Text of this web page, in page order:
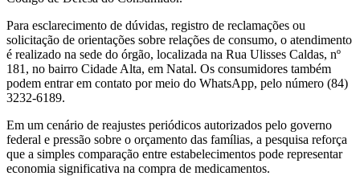
Para esclarecimento de dúvidas, registro de reclamações ou
solicitação de orientações sobre relações de consumo, o atendimento
é realizado na sede do órgão, localizada na Rua Ulisses Caldas, nº
181, no bairro Cidade Alta, em Natal. Os consumidores também
podem entrar em contato por meio do WhatsApp, pelo número (84)
3232-6189.
Em um cenário de reajustes periódicos autorizados pelo governo
federal e pressão sobre o orçamento das famílias, a pesquisa reforça
que a simples comparação entre estabelecimentos pode representar
economia significativa na compra de medicamentos.